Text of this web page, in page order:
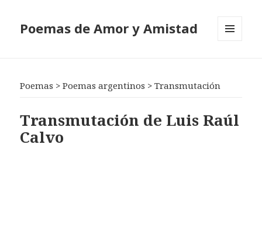
Poemas de Amor y Amistad
Poemas >Poemas argentinos >Transmutación
Transmutación de Luis Raúl
Calvo